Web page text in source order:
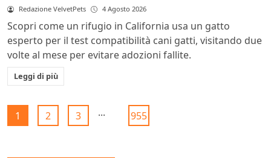
Redazione VelvetPets 4 Agosto 2026
Scopri come un rifugio in California usa un gatto
esperto per il test compatibilità cani gatti, visitando due
volte al mese per evitare adozioni fallite.
Leggi di più
1 2 3 ... 955